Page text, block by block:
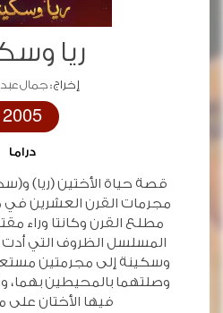
ريا
إخراج :جمال
2005
دراما
قصة حياة الأختين (ريا)
مجرمات القرن العشرين في
مطلع القرن وكانتا وراء
المسلسل الظروف التي أدت
وسكينة إلى مجرمتين
وصلتهما بالمحيطين بهما،
فيها الأختان